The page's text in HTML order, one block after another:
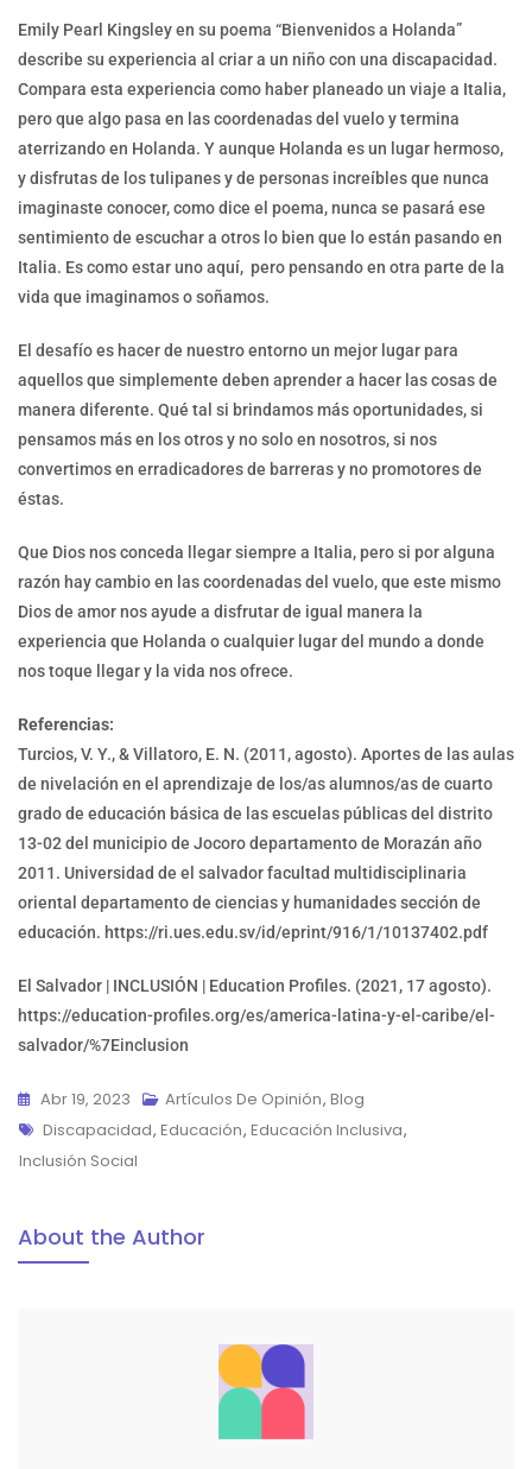
Emily Pearl Kingsley en su poema “Bienvenidos a Holanda”
describe su experiencia al criar a un niño con una discapacidad.
Compara esta experiencia como haber planeado un viaje a Italia,
pero que algo pasa en las coordenadas del vuelo y termina
aterrizando en Holanda. Y aunque Holanda es un lugar hermoso,
y disfrutas de los tulipanes y de personas increíbles que nunca
imaginaste conocer, como dice el poema, nunca se pasará ese
sentimiento de escuchar a otros lo bien que lo están pasando en
Italia. Es como estar uno aquí, pero pensando en otra parte de la
vida que imaginamos o soñamos.
El desafío es hacer de nuestro entorno un mejor lugar para
aquellos que simplemente deben aprender a hacer las cosas de
manera diferente. Qué tal si brindamos más oportunidades, si
pensamos más en los otros y no solo en nosotros, si nos
convertimos en erradicadores de barreras y no promotores de
éstas.
Que Dios nos conceda llegar siempre a Italia, pero si por alguna
razón hay cambio en las coordenadas del vuelo, que este mismo
Dios de amor nos ayude a disfrutar de igual manera la
experiencia que Holanda o cualquier lugar del mundo a donde
nos toque llegar y la vida nos ofrece.
Referencias:
Turcios, V. Y., & Villatoro, E. N. (2011, agosto). Aportes de las aulas
de nivelación en el aprendizaje de los/as alumnos/as de cuarto
grado de educación básica de las escuelas públicas del distrito
13-02 del municipio de Jocoro departamento de Morazán año
2011. Universidad de el salvador facultad multidisciplinaria
oriental departamento de ciencias y humanidades sección de
educación. https://ri.ues.edu.sv/id/eprint/916/1/10137402.pdf
El Salvador | INCLUSIÓN | Education Profiles. (2021, 17 agosto).
https://education-profiles.org/es/america-latina-y-el-caribe/el-
salvador/%7Einclusion
Abr 19, 2023 Artículos De Opinión, Blog
Etiquetas
Discapacidad, Educación, Educación Inclusiva,
Inclusión Social
About the Author